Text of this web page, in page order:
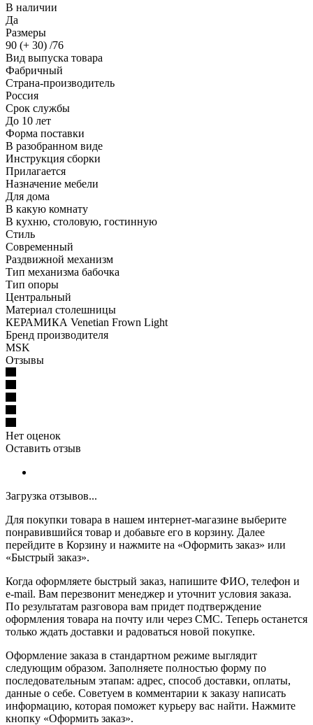
В наличии
Да
Размеры
90 (+ 30) /76
Вид выпуска товара
Фабричный
Страна-производитель
Россия
Срок службы
До 10 лет
Форма поставки
В разобранном виде
Инструкция сборки
Прилагается
Назначение мебели
Для дома
В какую комнату
В кухню, столовую, гостинную
Стиль
Современный
Раздвижной механизм
Тип механизма бабочка
Тип опоры
Центральный
Материал столешницы
КЕРАМИКА Venetian Frown Light
Бренд производителя
MSK
Отзывы
Нет оценок
Оставить отзыв
Загрузка отзывов...
Для покупки товара в нашем интернет-магазине выберите
понравившийся товар и добавьте его в корзину. Далее
перейдите в Корзину и нажмите на «Оформить заказ» или
«Быстрый заказ».
Когда оформляете быстрый заказ, напишите ФИО, телефон и
e-mail. Вам перезвонит менеджер и уточнит условия заказа.
По результатам разговора вам придет подтверждение
оформления товара на почту или через СМС. Теперь останется
только ждать доставки и радоваться новой покупке.
Оформление заказа в стандартном режиме выглядит
следующим образом. Заполняете полностью форму по
последовательным этапам: адрес, способ доставки, оплаты,
данные о себе. Советуем в комментарии к заказу написать
информацию, которая поможет курьеру вас найти. Нажмите
кнопку «Оформить заказ».